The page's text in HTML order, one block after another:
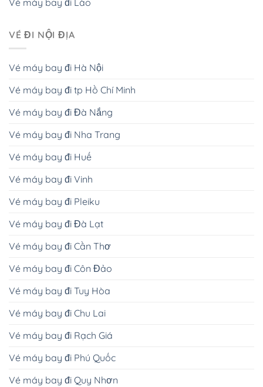
VÉ ĐI NỘI ĐỊA
Vé máy bay đi Hà Nội
Vé máy bay đi tp Hồ Chí Minh
Vé máy bay đi Đà Nắng
Vé máy bay đi Nha Trang
Vé máy bay đi Huế
Vé máy bay đi Vinh
Vé máy bay đi Pleiku
Vé máy bay đi Đà Lạt
Vé máy bay đi Cần Thơ
Vé máy bay đi Côn Đảo
Vé máy bay đi Tuy Hòa
Vé máy bay đi Chu Lai
Vé máy bay đi Rạch Giá
Vé máy bay đi Phú Quốc
Vé máy bay đi Quy Nhơn